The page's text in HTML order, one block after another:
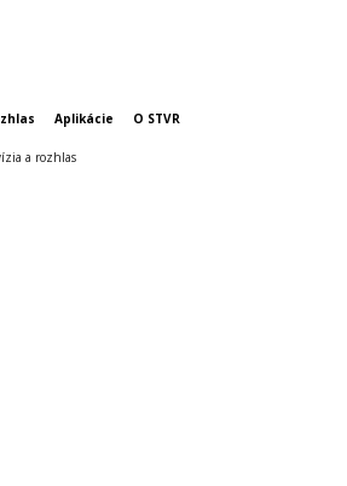
Aplikácie O STVR
a rozhlas